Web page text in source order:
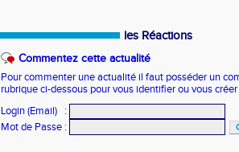
les Réactions
Commentez cette actualité
Pour commenter une actualité il faut posséder un
rubrique ci-dessous pour vous identifier ou vous
Login (Email)
:
Mot de Passe :